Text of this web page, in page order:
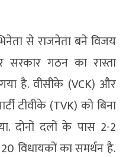
से राजनेता बने विजय
गठन का रास्ता
है. वीसीके (VCK) और
टीवीके (TVK) को बिना
दोनों दलों के पास 2-2
विधायकों का समर्थन है.